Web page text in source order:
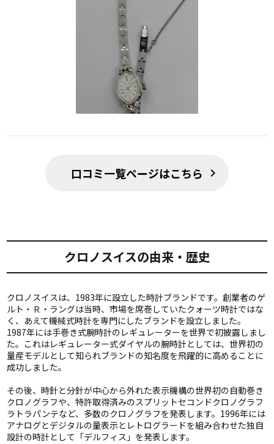
口コミ一覧ページはこちら chevron_right
クロノスイスの由来・歴史
クロノスイスは、1983年に設立した時計ブランドです。創業者のゲ
ルト・Ｒ・ラングは当時、市場を席巻していたクォーツ時計ではな
く、あえて機械式時計を専門にしたブランドを設立しました。
1987年には手巻き式腕時計のレギュレーターを世界で初披露しまし
た。これはレギュレーター式ダイヤルの腕時計としては、世界初の
量産モデルとして知られブランドの知名度を飛躍的に高めることに
成功しました。
その後、時針と分針が中心から外れた表示機構の世界初の自動巻き
クロノグラフや、特許取得済みのスプリットセコンドクロノグラフ
ラトラパンテなど、多数のクロノグラフを発表します。1996年には
アナログとデジタルの量表示とレトログラードを組み合わせた独自
設計の時計として「デルフィス」を発表します。